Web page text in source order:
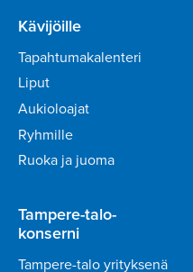
Kävijöille
Tapahtumakalenteri
Liput
Aukioloajat
Ryhmille
Ruoka ja juoma
Tampere-talo-
konserni
Tampere-talo yrityksenä